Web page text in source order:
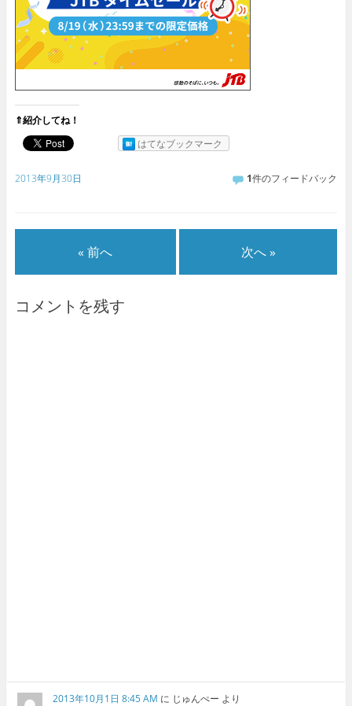
⇑紹介してね！
はてなブックマーク
2013年9月30日 1件のフィードバック
« 前へ 次へ »
コメントを残す
2013年10月1日 8:45 AM に じゅんぺー より